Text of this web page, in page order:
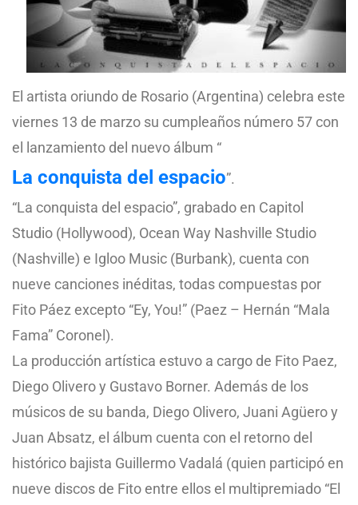
El artista oriundo de Rosario (Argentina) celebra este
viernes 13 de marzo su cumpleaños número 57 con
el lanzamiento del nuevo álbum “
La conquista del espacio”.
“La conquista del espacio”, grabado en Capitol
Studio (Hollywood), Ocean Way Nashville Studio
(Nashville) e Igloo Music (Burbank), cuenta con
nueve canciones inéditas, todas compuestas por
Fito Páez excepto “Ey, You!” (Paez – Hernán “Mala
Fama” Coronel).
La producción artística estuvo a cargo de Fito Paez,
Diego Olivero y Gustavo Borner. Además de los
músicos de su banda, Diego Olivero, Juani Agüero y
Juan Absatz, el álbum cuenta con el retorno del
histórico bajista Guillermo Vadalá (quien participó en
nueve discos de Fito entre ellos el multipremiado “El